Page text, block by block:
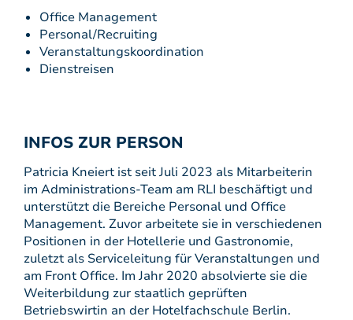
Office Management
Personal/Recruiting
Veranstaltungskoordination
Dienstreisen
INFOS ZUR PERSON
Patricia Kneiert ist seit Juli 2023 als Mitarbeiterin
im Administrations-Team am RLI beschäftigt und
unterstützt die Bereiche Personal und Office
Management. Zuvor arbeitete sie in verschiedenen
Positionen in der Hotellerie und Gastronomie,
zuletzt als Serviceleitung für Veranstaltungen und
am Front Office. Im Jahr 2020 absolvierte sie die
Weiterbildung zur staatlich geprüften
Betriebswirtin an der Hotelfachschule Berlin.